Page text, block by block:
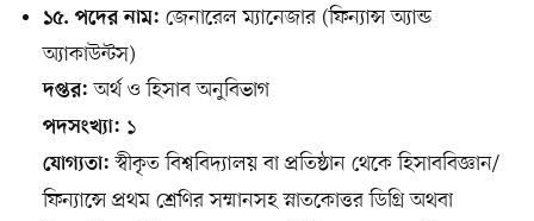
১৫. পদের নাম: জেনারেল ম্যানেজার (ফিন্যান্স অ্যান্ড
অ্যাকাউন্টস)
দপ্তর: অর্থ ও হিসাব অনুবিভাগ
পদসংখ্যা: ১
যোগ্যতা: স্বীকৃত বিশ্ববিদ্যালয় বা প্রতিষ্ঠান থেকে হিসাববিজ্ঞান/
ফিন্যান্সে প্রথম শ্রেণির সম্মানসহ স্নাতকোত্তর ডিগ্রি অথবা